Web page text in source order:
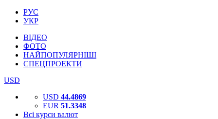
РУС
УКР
ВІДЕО
ФОТО
НАЙПОПУЛЯРНІШІ
СПЕЦПРОЕКТИ
USD
USD 44.4869
EUR 51.3348
Всі курси валют